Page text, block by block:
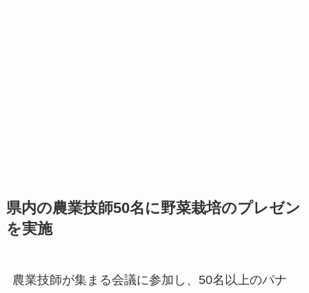
県内の農業技師50名に野菜栽培のプレゼン
を実施
農業技師が集まる会議に参加し、50名以上のパナ